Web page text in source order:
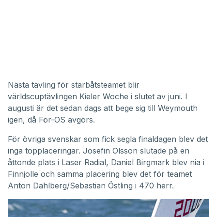
Nästa tävling för starbåtsteamet blir
världscuptävlingen Kieler Woche i slutet av juni. I
augusti är det sedan dags att bege sig till Weymouth
igen, då För-OS avgörs.
För övriga svenskar som fick segla finaldagen blev det
inga topplaceringar. Josefin Olsson slutade på en
åttonde plats i Laser Radial, Daniel Birgmark blev nia i
Finnjolle och samma placering blev det för teamet
Anton Dahlberg/Sebastian Östling i 470 herr.